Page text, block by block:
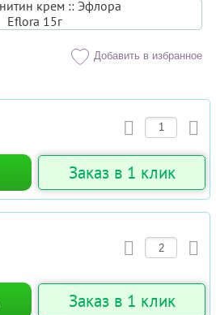
Добавить в избранное
Заказ в 1 клик
Заказ в 1 клик